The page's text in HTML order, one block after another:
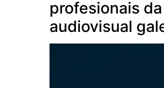
profesionais
audiovisual